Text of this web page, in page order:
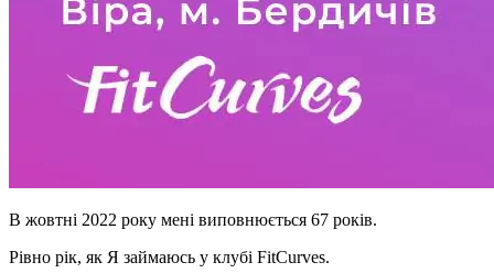
В жовтні 2022 року мені виповнюється 67 років.
Рівно рік, як Я займаюсь у клубі FitCurves.